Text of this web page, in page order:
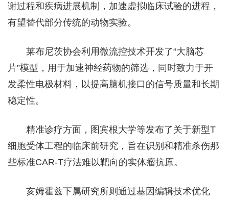
谢过程和疾病进展机制，加速虚拟临床试验的进程，
有望替代部分传统的动物实验。
莱布尼茨协会利用微流控技术开发了“大脑芯
片”模型，用于加速神经药物的筛选，同时致力于开
发柔性电极材料，以提高脑机接口的信号质量和长期
稳定性。
精准诊疗方面，图宾根大学等发布了关于新型T
细胞受体工程的临床前研究，旨在识别和精准杀伤那
些标准CAR-T疗法难以靶向的实体瘤抗原。
亥姆霍兹下属研究所则通过基因编辑技术优化